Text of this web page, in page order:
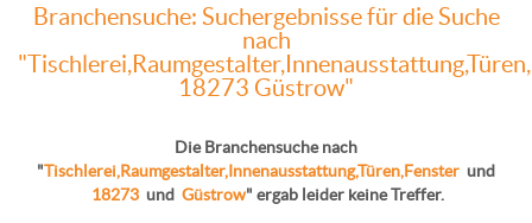
Branchensuche: Suchergebnisse für die Suche
nach
18273 Güstrow"
Die Branchensuche nach
"Tischlerei,Raumgestalter,Innenausstattung,Türen,Fenster und
18273 und Güstrow" ergab leider keine Treffer.